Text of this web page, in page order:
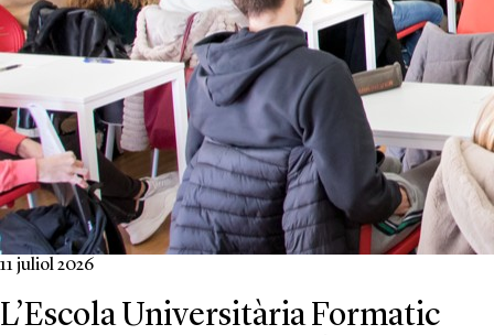
11 juliol 2026
L’Escola Universitària Formatic